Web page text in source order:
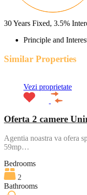
30Years Fixed, 3.5%
Principle and
Similar Properties
Vezi proprietate
Oferta 2 camere
Agentia noastra va ofera
59mp…
Bedrooms
2
Bathrooms